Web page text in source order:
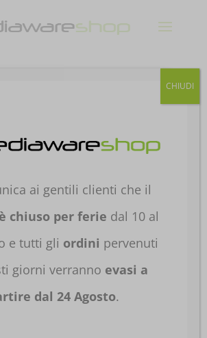
E TABLET/NOTEBOOK E
CONSUMER /NB
ai gentili clienti che il
chiuso per ferie dal 10 al
e tutti gli ordini pervenuti
giorni verranno evasi a
dal 24 Agosto.
CHIUDI